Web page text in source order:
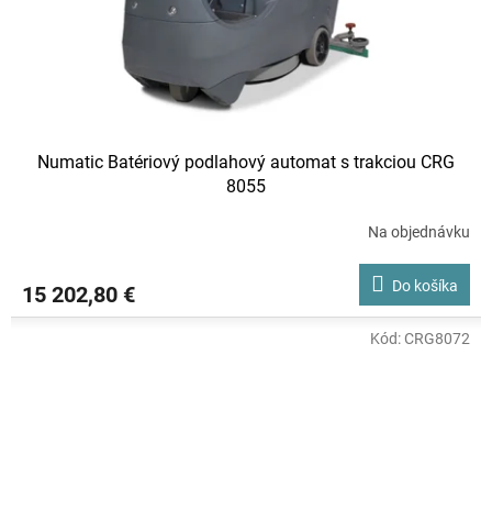
Numatic Batériový podlahový automat s trakciou CRG
8055
Na objednávku
15 202,80 € Do košíka
Kód:CRG8072